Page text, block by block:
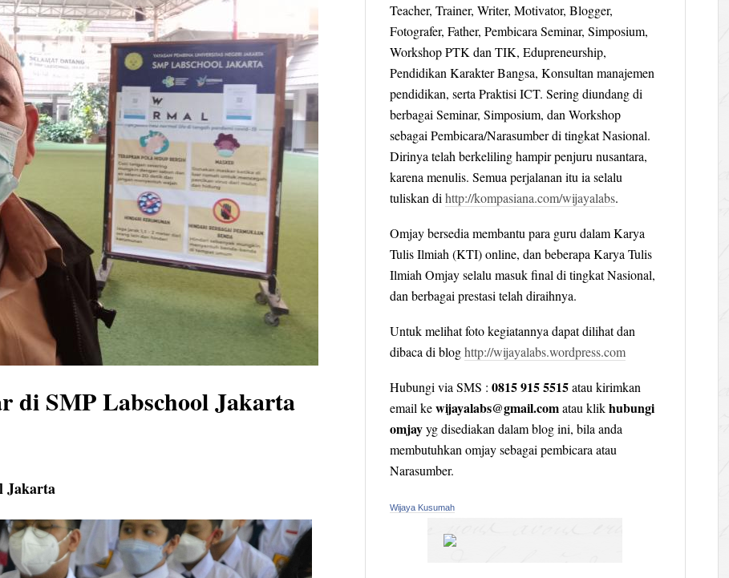
di SMP Labschool Jakarta
Jakarta
Teacher, Trainer, Writer, Motivator, Blogger,
Fotografer, Father, Pembicara Seminar, Simposium,
Workshop PTK dan TIK, Edupreneurship,
Pendidikan Karakter Bangsa, Konsultan manajemen
pendidikan, serta Praktisi ICT. Sering diundang di
berbagai Seminar, Simposium, dan Workshop
sebagai Pembicara/Narasumber di tingkat Nasional.
Dirinya telah berkeliling hampir penjuru nusantara,
karena menulis. Semua perjalanan itu ia selalu
tuliskan di http://kompasiana.com/wijayalabs.
Omjay bersedia membantu para guru dalam Karya
Tulis Ilmiah (KTI) online, dan beberapa Karya Tulis
Ilmiah Omjay selalu masuk final di tingkat Nasional,
dan berbagai prestasi telah diraihnya.
Untuk melihat foto kegiatannya dapat dilihat dan
dibaca di bloghttp://wijayalabs.wordpress.com
Hubungi via SMS : 0815 915 5515atau kirimkan
email kewijayalabs@gmail.comatau klikhubungi
omjayyg disediakan dalam blog ini, bila anda
membutuhkan omjay sebagai pembicara atau
Narasumber.
Wijaya Kusumah